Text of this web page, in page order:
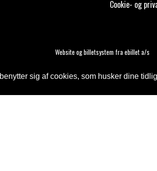
sig af cookies, som husker dine
Cookie- og
Website og billetsystem fra ebillet a/s